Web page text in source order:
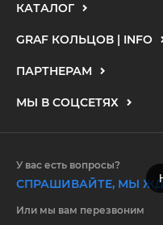
КАТАЛОГ
GRAF КОЛЬЦОВ | INFO
ПАРТНЕРАМ
МЫ В СОЦСЕТЯХ
У вас есть вопросы?
СПРАШИВАЙТЕ, МЫ
Или мы вам перезвоним